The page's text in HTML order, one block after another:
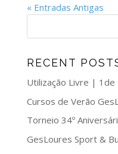
« Entradas Antigas
RECENT
Utilização Livre |
Cursos de Verão
Torneio 34º
GesLoures Sport &